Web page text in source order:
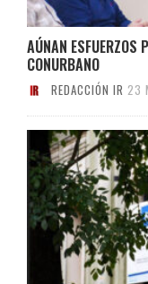
AÚNAN ESFUERZOS
CONURBANO
REDACCIÓN IR 23